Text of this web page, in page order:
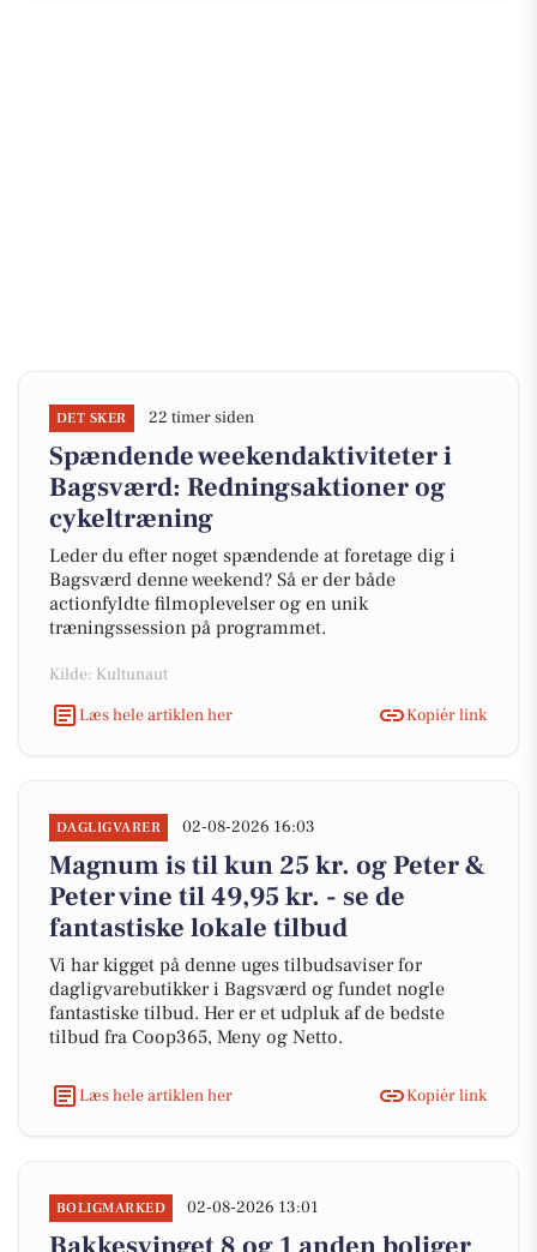
DET SKER 22 timer siden
Spændende weekendaktiviteter i
Bagsværd: Redningsaktioner og
cykeltræning
Leder du efter noget spændende at foretage dig i
Bagsværd denne weekend? Så er der både
actionfyldte filmoplevelser og en unik
træningssession på programmet.
Kilde: Kultunaut
Læs hele artiklen her
Kopiér link
DAGLIGVARER 02-08-2026 16:03
Magnum is til kun 25 kr. og Peter &
Peter vine til 49,95 kr. - se de
fantastiske lokale tilbud
Vi har kigget på denne uges tilbudsaviser for
dagligvarebutikker i Bagsværd og fundet nogle
fantastiske tilbud. Her er et udpluk af de bedste
tilbud fra Coop365, Meny og Netto.
Læs hele artiklen her Kopiér link
BOLIGMARKED 02-08-2026 13:01